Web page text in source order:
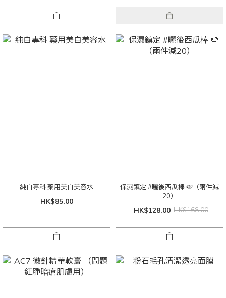
純白專科 藥用美白美容水
HK$85.00
保濕鎮定 #曬後西瓜棒 🍉（兩件減
20）
HK$128.00 HK$168.00